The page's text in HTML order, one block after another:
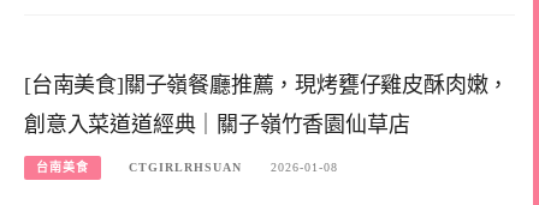
[台南美食]關子嶺餐廳推薦，現烤甕仔雞皮酥肉嫩，
創意入菜道道經典｜關子嶺竹香園仙草店
台南美食 CTGIRLRHSUAN 2026-01-08